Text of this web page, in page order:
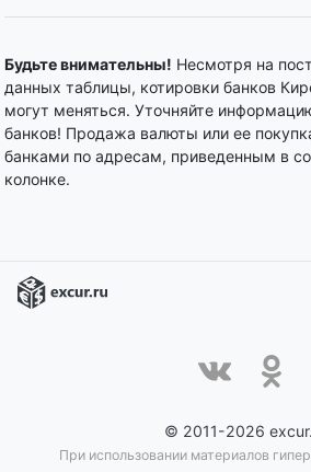
Будьте внимательны! Несмотря на
данных таблицы, котировки банков
могут меняться. Уточняйте
банков! Продажа валюты или ее
банками по адресам, приведенным в
колонке.
© 2011-2026
При использовании материалов